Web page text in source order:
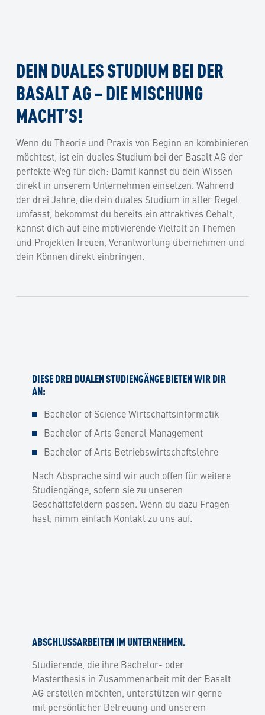
DEIN DUALES STUDIUM BEI DER
BASALT AG – DIE MISCHUNG
MACHT’S!
Wenn du Theorie und Praxis von Beginn an kombinieren
möchtest, ist ein duales Studium bei der Basalt AG der
perfekte Weg für dich: Damit kannst du dein Wissen
direkt in unserem Unternehmen einsetzen. Während
der drei Jahre, die dein duales Studium in aller Regel
umfasst, bekommst du bereits ein attraktives Gehalt,
kannst dich auf eine motivierende Vielfalt an Themen
und Projekten freuen, Verantwortung übernehmen und
dein Können direkt einbringen.
DIESE DREI DUALEN STUDIENGÄNGE BIETEN WIR DIR
AN:
Bachelor of Science Wirtschaftsinformatik
Bachelor of Arts General Management
Bachelor of Arts Betriebswirtschaftslehre
Nach Absprache sind wir auch offen für weitere
Studiengänge, sofern sie zu unseren
Geschäftsfeldern passen. Wenn du dazu Fragen
hast, nimm einfach Kontakt zu uns auf.
ABSCHLUSSARBEITEN IM UNTERNEHMEN.
Studierende, die ihre Bachelor- oder
Masterthesis in Zusammenarbeit mit der Basalt
AG erstellen möchten, unterstützen wir gerne
mit persönlicher Betreuung und unserem